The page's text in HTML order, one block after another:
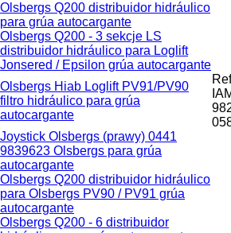
Olsbergs Q200 distribuidor hidráulico
para grúa autocargante
Olsbergs Q200 - 3 sekcje LS
distribuidor hidráulico para Loglift
Jonsered / Epsilon grúa autocargante
Olsbergs Hiab Loglift PV91/PV90
filtro hidráulico para grúa
autocargante
Joystick Olsbergs (prawy) 0441
9839623 Olsbergs para grúa
autocargante
Olsbergs Q200 distribuidor hidráulico
para Olsbergs PV90 / PV91 grúa
autocargante
Olsbergs Q200 - 6 distribuidor